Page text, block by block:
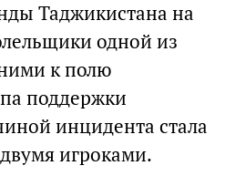
Таджикистана на
одной из
к полю
поддержки
инцидента стала
игроками.